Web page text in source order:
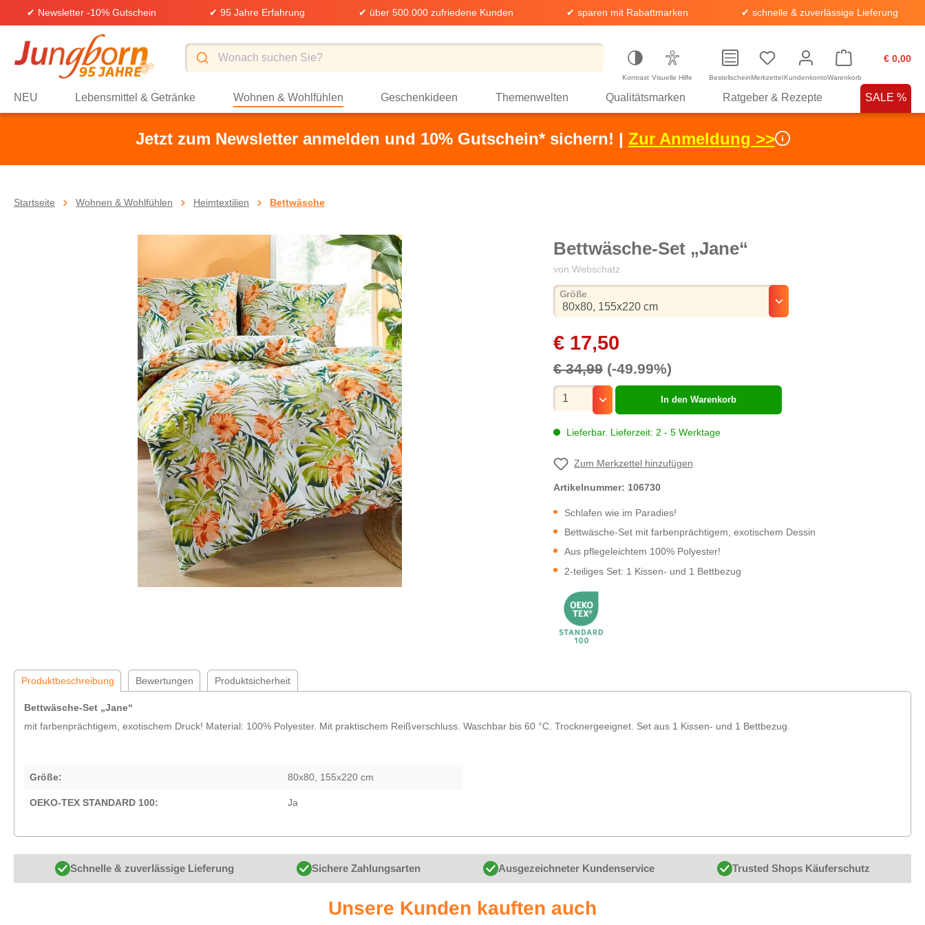
Zur Hauptnavigation springen
✔ Newsletter -10% Gutschein ✔ 95 Jahre Erfahrung ✔ über 500.000 zufriedene Kunden ✔ sparen mit Rabattmarken ✔ schnelle & zuverlässige Lieferung
Kontrast Visuelle Hilfe BestellscheinMerkzettelKundenkonto
€ 0,00
Warenkorb
NEU Lebensmittel & Getränke Wohnen & Wohlfühlen Geschenkideen Themenwelten Qualitätsmarken Ratgeber & Rezepte SALE %
Jetzt zum Newsletter anmelden und 10% Gutschein* sichern! | Zur Anmeldung >>
Startseite Wohnen & Wohlfühlen Heimtextilien Bettwäsche
Bettwäsche-Set „Jane“
von Webschatz
€ 17,50
€ 34,99 (-49.99%)
Lieferbar. Lieferzeit: 2 - 5 Werktage
Größeauswählen
Mengenauswahl
In den Warenkorb
Zum Merkzettel hinzufügen
Artikelnummer: 106730
Schlafen wie im Paradies!
Bettwäsche-Set mit farbenprächtigem, exotischem Dessin
Aus pflegeleichtem 100% Polyester!
2-teiliges Set: 1 Kissen- und 1 Bettbezug
Produktbeschreibung Bewertungen Produktsicherheit
Bettwäsche-Set „Jane“
mit farbenprächtigem, exotischem Druck! Material: 100% Polyester. Mit praktischem Reißverschluss. Waschbar bis 60 °C. Trocknergeeignet. Set aus 1 Kissen- und 1 Bettbezug.
Größe: 80x80, 155x220 cm
OEKO-TEX STANDARD 100: Ja
Schnelle & zuverlässige Lieferung Sichere Zahlungsarten Ausgezeichneter Kundenservice Trusted Shops Käuferschutz
Unsere Kunden kauften auch